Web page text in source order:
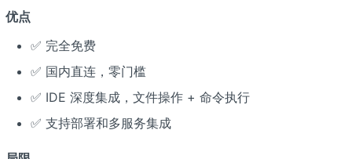
优点
✅ 完全免费
✅ 国内直连，零门槛
✅ IDE 深度集成，文件操作 + 命令执行
✅ 支持部署和多服务集成